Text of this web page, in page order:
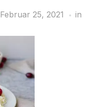
Februar 25, 2021 in